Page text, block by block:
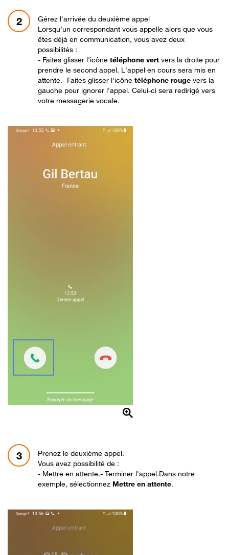
2
Gérez l'arrivée du deuxième appel
Lorsqu’un correspondant vous appelle alors que vous
êtes déjà en communication, vous avez deux
possibilités :
- Faites glisser l'icône téléphone vert vers la droite pour
prendre le second appel. L'appel en cours sera mis en
attente.- Faites glisser l'icône téléphone rouge vers la
gauche pour ignorer l'appel. Celui-ci sera redirigé vers
votre messagerie vocale.
3
Prenez le deuxième appel.
Vous avez possibilité de :
- Mettre en attente.- Terminer l'appel.Dans notre
exemple, sélectionnez Mettre en attente.